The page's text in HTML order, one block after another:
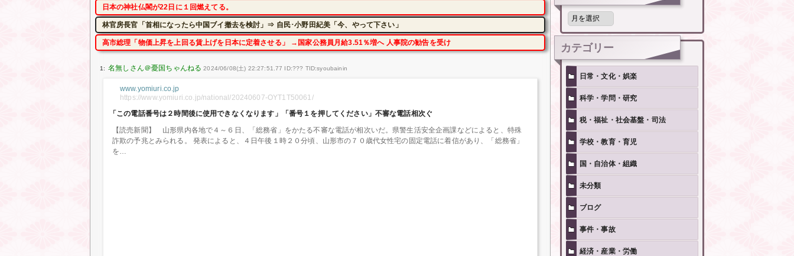
日本の神社仏閣が22日に１回燃えてる。
林官房長官「首相になったら中国ブイ撤去を検討」⇒ 自民･小野田紀美「今、やって下さい」
高市総理「物価上昇を上回る賃上げを日本に定着させる」 →国家公務員月給3.51％増へ 人事院の勧告を受け
1: 2024/06/08(土) 22:27:51.77 ID:??? TID:syoubainin
www.yomiuri.co.jp
https://www.yomiuri.co.jp/national/20240607-OYT1T50061/
「この電話番号は２時間後に使用できなくなります」「番号１を押してください」不審な電話相次ぐ
【読売新聞】 山形県内各地で４～６日、「総務省」をかたる不審な電話が相次いだ。県警生活安全企画課などによると、特殊
詐欺の予兆とみられる。 発表によると、４日午後１時２０分頃、山形市の７０歳代女性宅の固定電話に着信があり、「総務省」
を
月
記
事
カテゴリー
日常・文化・娯楽
科学・学問・研究
税・福祉・社会基盤・司法
学校・教育・育児
国・自治体・組織
未分類
ブログ
事件・事故
経済・産業・労働